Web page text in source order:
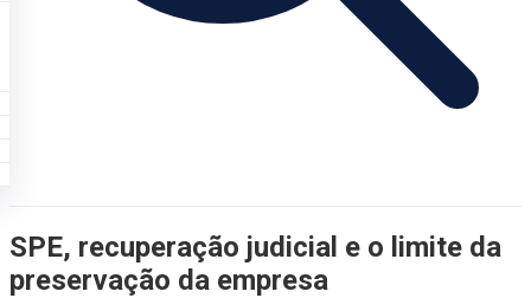
SPE, recuperação judicial e o limite da
preservação da empresa